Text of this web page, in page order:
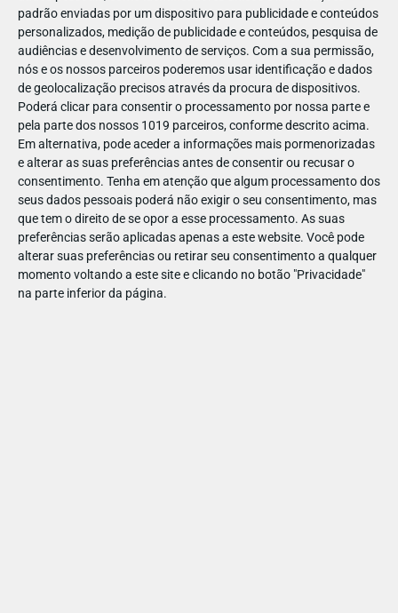
padrão enviadas por um dispositivo para publicidade e conteúdos
personalizados, medição de publicidade e conteúdos, pesquisa de
audiências e desenvolvimento de serviços. Com a sua permissão,
nós e os nossos parceiros poderemos usar identificação e dados
de geolocalização precisos através da procura de dispositivos.
Poderá clicar para consentir o processamento por nossa parte e
pela parte dos nossos 1019 parceiros, conforme descrito acima.
Em alternativa, pode aceder a informações mais pormenorizadas
e alterar as suas preferências antes de consentir ou recusar o
consentimento. Tenha em atenção que algum processamento dos
seus dados pessoais poderá não exigir o seu consentimento, mas
que tem o direito de se opor a esse processamento. As suas
preferências serão aplicadas apenas a este website. Você pode
alterar suas preferências ou retirar seu consentimento a qualquer
momento voltando a este site e clicando no botão "Privacidade"
na parte inferior da página.
PAIS SAÚDE E SEGURANÇA
BIBLIOTECA MÉDICA ON-LINE
PARTILHAR ESTE ARTIGO
Também lhe pode interessar